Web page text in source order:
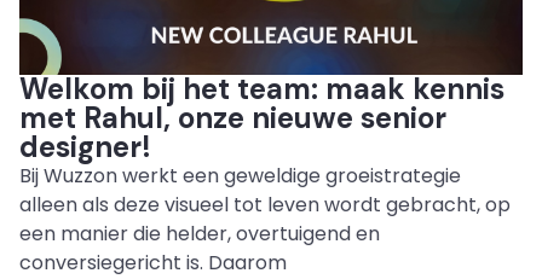
Welkom bij het team: maak kennis
met Rahul, onze nieuwe senior
designer!
Bij Wuzzon werkt een geweldige groeistrategie
alleen als deze visueel tot leven wordt gebracht, op
een manier die helder, overtuigend en
conversiegericht is. Daarom